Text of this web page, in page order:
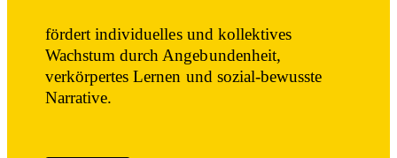
fördert individuelles und kollektives
Wachstum durch Angebundenheit,
verkörpertes Lernen und sozial-bewusste
Narrative.